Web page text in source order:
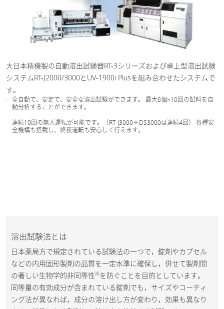
大日本精機製の自動溶出試験器RT-3シリーズおよび卓上型溶出試験
システムRT-J2000/3000とUV-1900i Plusを組み合わせたシステムで
す。
全自動で、安定で、安全な溶出試験ができます。 最大6個×10回の試料を自
動分析することができます。
連続10回の無人運転が可能です。（RT-J3000＋DS3000は連続4回） 各種安
全機構も搭載し、終夜運転も安心して行えます。
溶出試験法とは
日本薬局方で規定されている試験法の一つで，錠剤やカプセル
などの内用固形製剤の品質を一定水準に確保し，併せて製剤間
の著しい生物学的非同等性※を防ぐことを目的としています。
同等量の有効成分が含まれている錠剤でも，サイズやコーティ
ング法が異なれば，成分の溶け出し方が変わり，効果も異なり